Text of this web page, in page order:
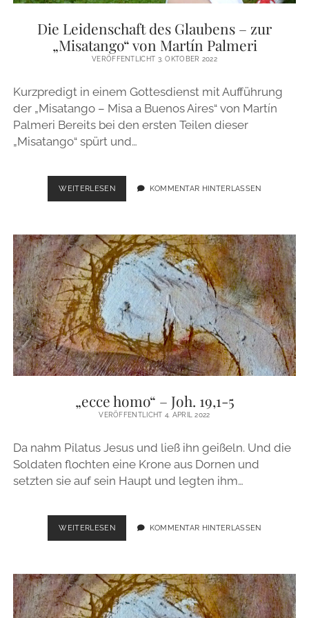
IMPRESSUM
instagram
email
Die Leidenschaft des Glaubens – zur
„Misatango“ von Martín Palmeri
VERÖFFENTLICHT 3. OKTOBER 2022
Kurzpredigt in einem Gottesdienst mit Aufführung
der „Misatango – Misa a Buenos Aires“ von Martín
Palmeri Bereits bei den ersten Teilen dieser
„Misatango“ spürt und…
WEITERLESENDIE
LEIDENSCHAFT
–
ZUR
„MISATANGO“
VON
MARTÍN
PALMERI
KOMMENTAR HINTERLASSEN
„ecce homo“ – Joh. 19,1-5
VERÖFFENTLICHT 4. APRIL 2022
Da nahm Pilatus Jesus und ließ ihn geißeln. Und die
Soldaten flochten eine Krone aus Dornen und
setzten sie auf sein Haupt und legten ihm…
WEITERLESEN„ECCE
HOMO“
19,1-
5
KOMMENTAR HINTERLASSEN